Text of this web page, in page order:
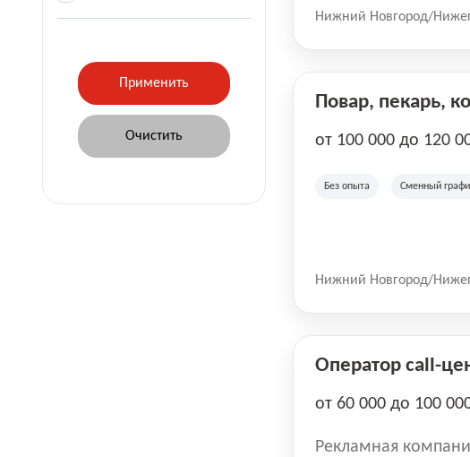
Нижний Новгород/
Повар, пекарь,
от 100 000 до 120
Без опыта Сменный
Нижний Новгород/
Оператор call-
от 60 000 до 100
Рекламная